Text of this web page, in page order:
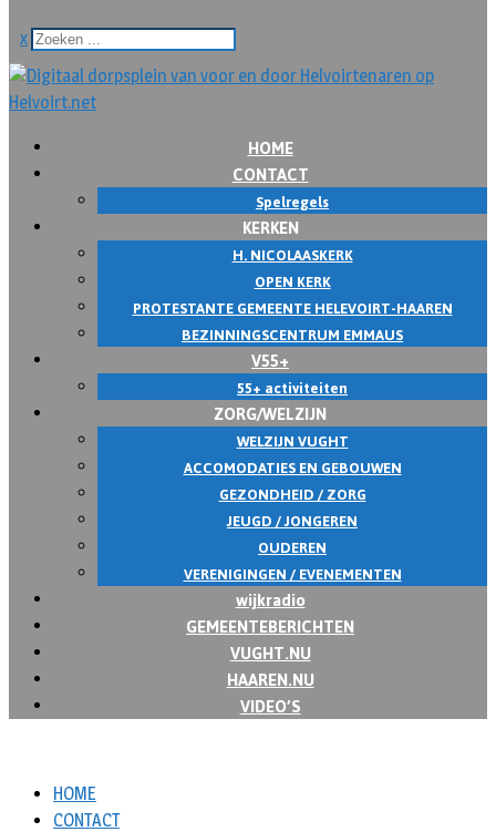
x
HOME
CONTACT
Spelregels
KERKEN
H. NICOLAASKERK
OPEN KERK
PROTESTANTE GEMEENTE HELEVOIRT-HAAREN
BEZINNINGSCENTRUM EMMAUS
V55+
55+ activiteiten
ZORG/WELZIJN
WELZIJN VUGHT
ACCOMODATIES EN GEBOUWEN
GEZONDHEID / ZORG
JEUGD / JONGEREN
OUDEREN
VERENIGINGEN / EVENEMENTEN
wijkradio
GEMEENTEBERICHTEN
VUGHT.NU
HAAREN.NU
VIDEO’S
HOME
CONTACT